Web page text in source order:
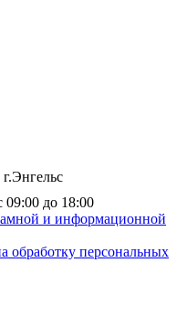
09:00 до 18:00
и информационной
обработку персональных